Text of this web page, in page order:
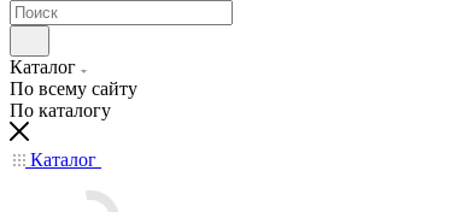
Каталог
По всему сайту
По каталогу
Каталог